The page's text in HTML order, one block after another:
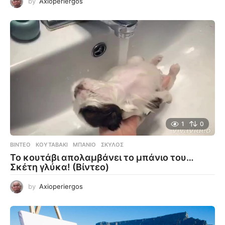
1 0
ΒΊΝΤΕΟ ΚΟΥΤΑΒΆΚΙ ,ΜΠΆΝΙΟ ,ΣΚΎΛΟΣ
To κουτάβι απολαμβάνει το μπάνιο του…
Σκέτη γλύκα! (Βίντεο)
by Axioperiergos